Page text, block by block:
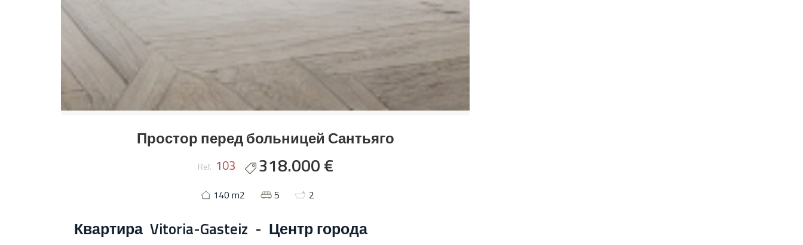
Простор перед больницей Сантьяго
Ref. 103 318.000 €
140 m2 5 2
Квартира Vitoria-Gasteiz - Центр города